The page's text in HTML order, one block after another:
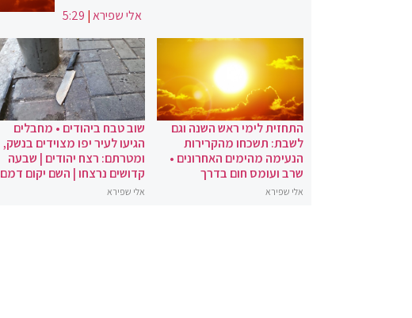
אלי שפירא|
5:29
התחזית לימי ראש השנה וגם
לשבת: תשכחו מהקרירות
הנעימה מהימים האחרונים •
שרב ועומס חום בדרך
אלי שפירא
שוב טבח ביהודים • מחבלים
הגיעו לעיר יפו מצוידים בנשק,
ומטרתם: רצח יהודים | שבעה
קדושים נרצחו | השם יקום דמם
אלי שפירא